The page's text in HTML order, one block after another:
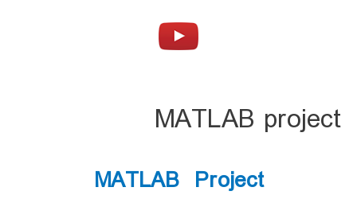
MATLAB project
MATLAB Project